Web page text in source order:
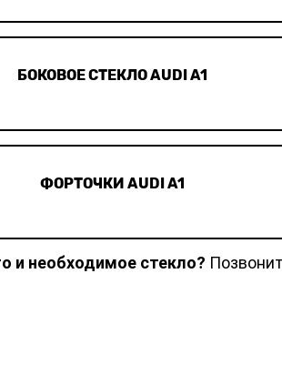
БОКОВОЕ СТЕКЛО AUDI A1
ФОРТОЧКИ AUDI A1
и необходимое стекло?